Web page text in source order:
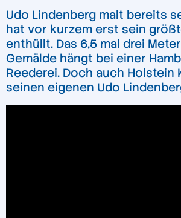
Udo Lindenberg malt bereits
hat vor kurzem erst sein
enthüllt. Das 6,5 mal drei
Gemälde hängt bei einer
Reederei. Doch auch Holstein
seinen eigenen Udo